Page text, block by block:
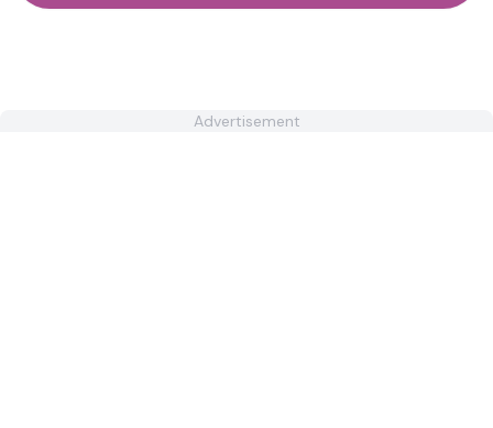
Advertisement